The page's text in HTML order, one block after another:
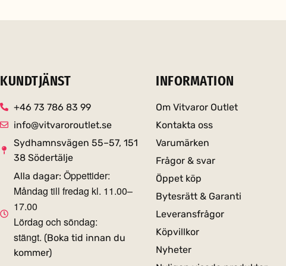
KUNDTJÄNST
+46 73 786 83 99
info@vitvaroroutlet.se
Sydhamnsvägen 55–57, 151
38 Södertälje
Alla dagar: Öppettider:
Måndag till fredag kl. 11.00–
17.00
Lördag och söndag:
stängt. (Boka tid innan du
kommer)
INFORMATION
Om Vitvaror Outlet
Kontakta oss
Varumärken
Frågor & svar
Öppet köp
Bytesrätt & Garanti
Leveransfrågor
Köpvillkor
Nyheter